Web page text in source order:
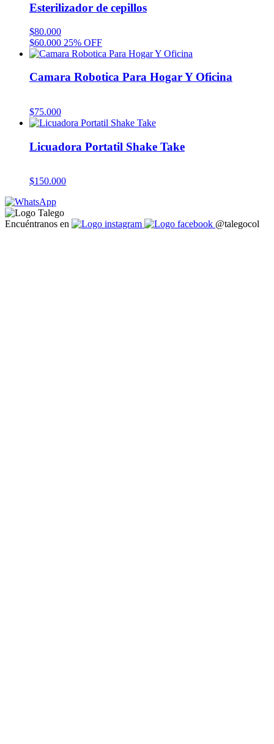
Esterilizador de cepillos
$80.000
$60.000 25% OFF
Camara Robotica Para Hogar Y Oficina
$75.000
Licuadora Portatil Shake Take
$150.000
Encuéntranos en @talegocol